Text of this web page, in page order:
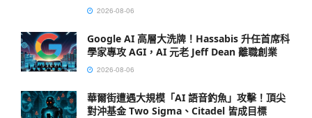
2026-08-06
Google AI 高層大洗牌！Hassabis 升任首席科
學家專攻 AGI，AI 元老 Jeff Dean 離職創業
2026-08-06
華爾街遭遇大規模「AI 語音釣魚」攻擊！頂尖
對沖基金 Two Sigma、Citadel 皆成目標